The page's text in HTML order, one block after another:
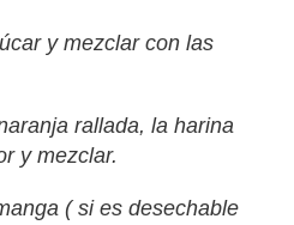
y mezclar con las
rallada, la harina
y mezclar.
( si es desechable